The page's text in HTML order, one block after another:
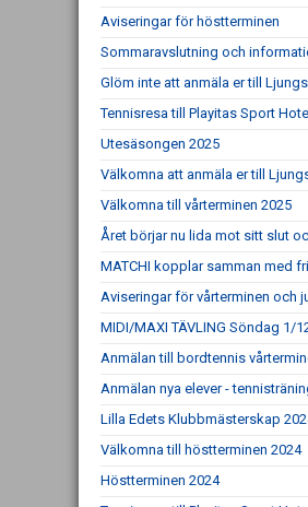
Aviseringar för höstterminen
Sommaravslutning och
Glöm inte att anmäla er till
Tennisresa till Playitas Sport
Utesäsongen 2025
Välkomna att anmäla er till
Välkomna till vårterminen 2025
Året börjar nu lida mot sitt slut
MATCHI kopplar samman med
Aviseringar för vårterminen och
MIDI/MAXI TÄVLING Söndag 1/
Anmälan till bordtennis
Anmälan nya elever -
Lilla Edets Klubbmästerskap
Välkomna till höstterminen 2024
Höstterminen 2024